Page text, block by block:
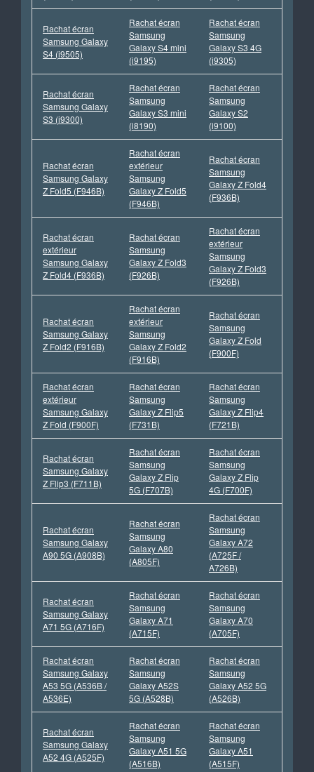
Rachat écran
Samsung Galaxy
S4 (i9505)
Rachat écran
Samsung
Galaxy S4 mini
(i9195)
Rachat écran
Samsung
Galaxy S3 4G
(i9305)
Rachat écran
Samsung Galaxy
S3 (i9300)
Rachat écran
Samsung
Galaxy S3 mini
(i8190)
Rachat écran
Samsung
Galaxy S2
(i9100)
Rachat écran
Samsung Galaxy
Z Fold5 (F946B)
Rachat écran
extérieur
Samsung
Galaxy Z Fold5
(F946B)
Rachat écran
Samsung
Galaxy Z Fold4
(F936B)
Rachat écran
extérieur
Samsung Galaxy
Z Fold4 (F936B)
Rachat écran
Samsung
Galaxy Z Fold3
(F926B)
Rachat écran
extérieur
Samsung
Galaxy Z Fold3
(F926B)
Rachat écran
Samsung Galaxy
Z Fold2 (F916B)
Rachat écran
extérieur
Samsung
Galaxy Z Fold2
(F916B)
Rachat écran
Samsung
Galaxy Z Fold
(F900F)
Rachat écran
extérieur
Samsung Galaxy
Z Fold (F900F)
Rachat écran
Samsung
Galaxy Z Flip5
(F731B)
Rachat écran
Samsung
Galaxy Z Flip4
(F721B)
Rachat écran
Samsung Galaxy
Z Flip3 (F711B)
Rachat écran
Samsung
Galaxy Z Flip
5G (F707B)
Rachat écran
Samsung
Galaxy Z Flip
4G (F700F)
Rachat écran
Samsung Galaxy
A90 5G (A908B)
Rachat écran
Samsung
Galaxy A80
(A805F)
Rachat écran
Samsung
Galaxy A72
(A725F /
A726B)
Rachat écran
Samsung Galaxy
A71 5G (A716F)
Rachat écran
Samsung
Galaxy A71
(A715F)
Rachat écran
Samsung
Galaxy A70
(A705F)
Rachat écran
Samsung Galaxy
A53 5G (A536B /
A536E)
Rachat écran
Samsung
Galaxy A52S
5G (A528B)
Rachat écran
Samsung
Galaxy A52 5G
(A526B)
Rachat écran
Samsung Galaxy
A52 4G (A525F)
Rachat écran
Samsung
Galaxy A51 5G
(A516B)
Rachat écran
Samsung
Galaxy A51
(A515F)